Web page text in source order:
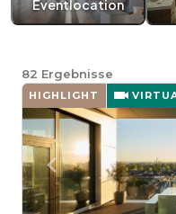
Eventlocation
82 Ergebnisse
HIGHLIGHT